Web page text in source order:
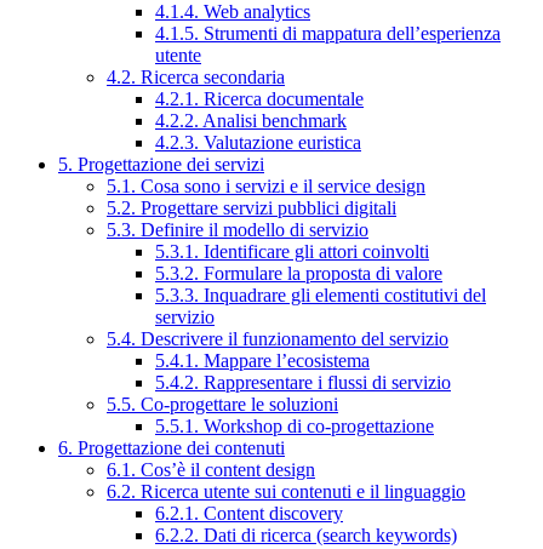
4.1.4. Web analytics
4.1.5. Strumenti di mappatura dell’esperienza
utente
4.2. Ricerca secondaria
4.2.1. Ricerca documentale
4.2.2. Analisi benchmark
4.2.3. Valutazione euristica
5. Progettazione dei servizi
5.1. Cosa sono i servizi e il service design
5.2. Progettare servizi pubblici digitali
5.3. Definire il modello di servizio
5.3.1. Identificare gli attori coinvolti
5.3.2. Formulare la proposta di valore
5.3.3. Inquadrare gli elementi costitutivi del
servizio
5.4. Descrivere il funzionamento del servizio
5.4.1. Mappare l’ecosistema
5.4.2. Rappresentare i flussi di servizio
5.5. Co-progettare le soluzioni
5.5.1. Workshop di co-progettazione
6. Progettazione dei contenuti
6.1. Cos’è il content design
6.2. Ricerca utente sui contenuti e il linguaggio
6.2.1. Content discovery
6.2.2. Dati di ricerca (search keywords)